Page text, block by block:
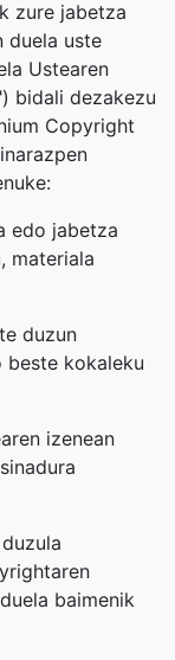
zure jabetza
duela uste
Ustearen
bidali dezakezu
Copyright
edo jabetza
materiala
duzun
beste kokaleku
izenean
baimenik